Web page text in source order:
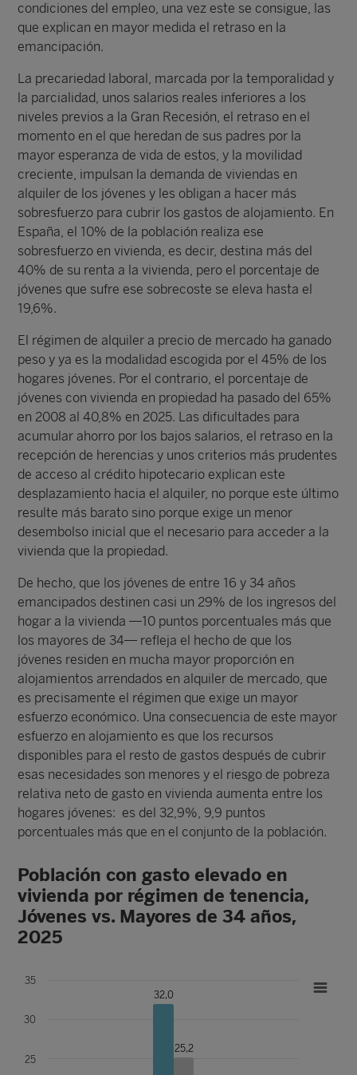
condiciones del empleo, una vez este se consigue, las
que explican en mayor medida el retraso en la
emancipación.
La precariedad laboral, marcada por la temporalidad y
la parcialidad, unos salarios reales inferiores a los
niveles previos a la Gran Recesión, el retraso en el
momento en el que heredan de sus padres por la
mayor esperanza de vida de estos, y la movilidad
creciente, impulsan la demanda de viviendas en
alquiler de los jóvenes y les obligan a hacer más
sobresfuerzo para cubrir los gastos de alojamiento. En
España, el 10% de la población realiza ese
sobresfuerzo en vivienda, es decir, destina más del
40% de su renta a la vivienda, pero el porcentaje de
jóvenes que sufre ese sobrecoste se eleva hasta el
19,6%.
El régimen de alquiler a precio de mercado ha ganado
peso y ya es la modalidad escogida por el 45% de los
hogares jóvenes. Por el contrario, el porcentaje de
jóvenes con vivienda en propiedad ha pasado del 65%
en 2008 al 40,8% en 2025. Las dificultades para
acumular ahorro por los bajos salarios, el retraso en la
recepción de herencias y unos criterios más prudentes
de acceso al crédito hipotecario explican este
desplazamiento hacia el alquiler, no porque este último
resulte más barato sino porque exige un menor
desembolso inicial que el necesario para acceder a la
vivienda que la propiedad.
De hecho, que los jóvenes de entre 16 y 34 años
emancipados destinen casi un 29% de los ingresos del
hogar a la vivienda —10 puntos porcentuales más que
los mayores de 34— refleja el hecho de que los
jóvenes residen en mucha mayor proporción en
alojamientos arrendados en alquiler de mercado, que
es precisamente el régimen que exige un mayor
esfuerzo económico. Una consecuencia de este mayor
esfuerzo en alojamiento es que los recursos
disponibles para el resto de gastos después de cubrir
esas necesidades son menores y el riesgo de pobreza
relativa neto de gasto en vivienda aumenta entre los
hogares jóvenes: es del 32,9%, 9,9 puntos
porcentuales más que en el conjunto de la población.
Población con gasto elevado en
vivienda por régimen de tenencia,
Jóvenes vs. Mayores de 34 años,
2025
32,0
25,2
25
30
35